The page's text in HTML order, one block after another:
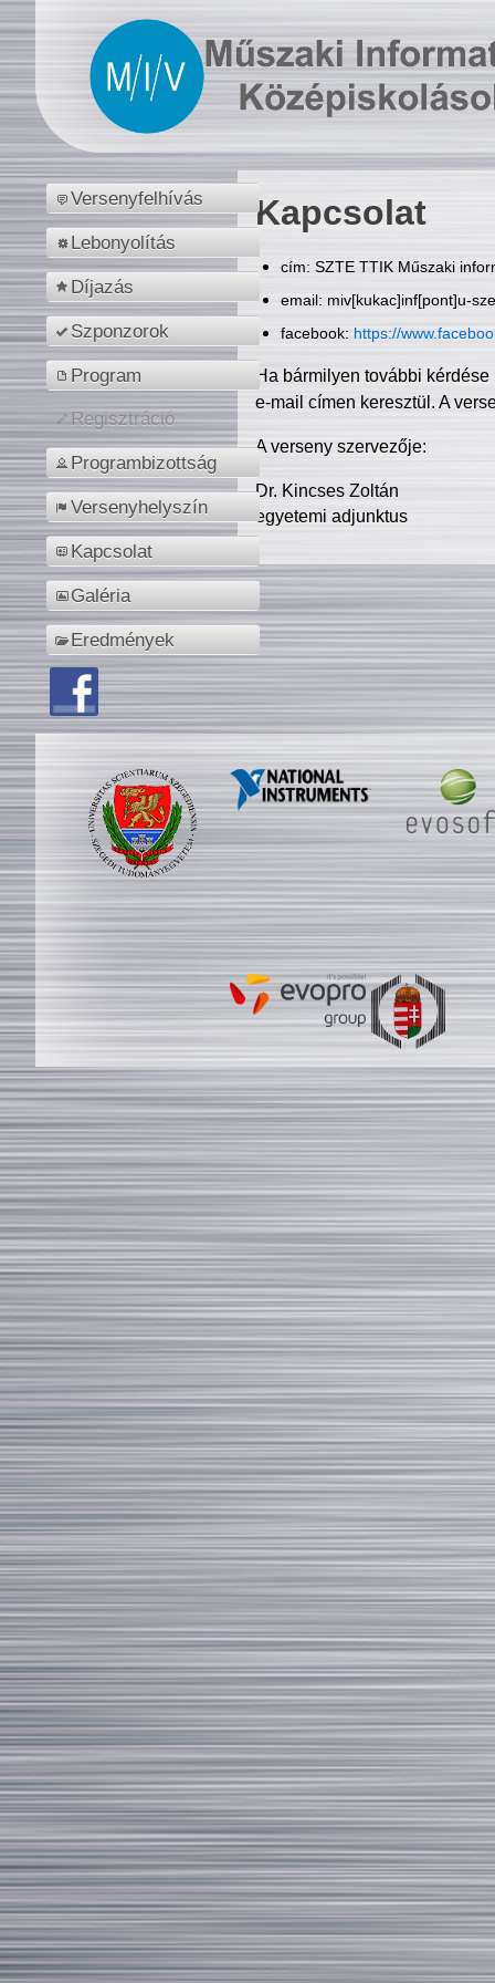
Versenyfelhívás
Lebonyolítás
Díjazás
Szponzorok
Program
Regisztráció
Programbizottság
Versenyhelyszín
Kapcsolat
Galéria
Eredmények
Kapcsolat
cím: SZTE TTIK Műszaki
email: miv[kukac]inf[pont]u-
facebook: https://
Ha bármilyen további
e-mail címen keresztül. A
A verseny szervezője:
Dr. Kincses Zoltán
egyetemi adjunktus